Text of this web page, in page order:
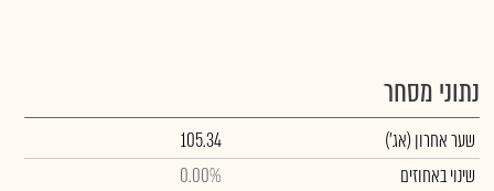
נתוני מסחר
שער אחרון (אג')
105.34
שינוי באחוזים
0.00%